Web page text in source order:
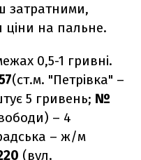
затратними,
ціни на пальне.
0,5-1 гривні.
(ст.м. "Петрівка" –
5 гривень; №
– 4
– ж/м
(вул.